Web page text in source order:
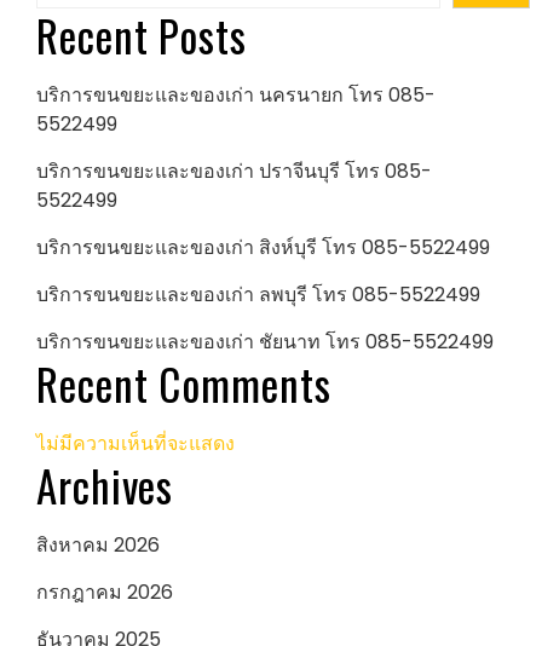
Recent Posts
บริการขนขยะและของเก่า นครนายก โทร 085-
5522499
บริการขนขยะและของเก่า ปราจีนบุรี โทร 085-
5522499
บริการขนขยะและของเก่า สิงห์บุรี โทร 085-5522499
บริการขนขยะและของเก่า ลพบุรี โทร 085-5522499
บริการขนขยะและของเก่า ชัยนาท โทร 085-5522499
Recent Comments
ไม่มีความเห็นที่จะแสดง
Archives
สิงหาคม 2026
กรกฎาคม 2026
ธันวาคม 2025